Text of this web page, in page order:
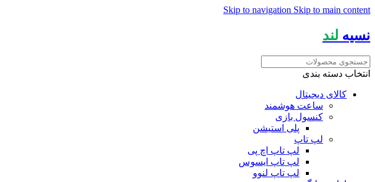
Skip to navigation Skip to main content
نسیه لند
انتخاب دسته بندی
کالای دیجیتال
ساعت هوشمند
کنسول بازی
پلی استیشن
لپ تاپ
لپ تاپ اچ پی
لپ تاپ ایسوس
لپ تاپ لنوو